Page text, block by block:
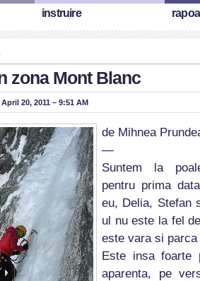
instruire
zona Mont Blanc
20, 2011 – 9:51 AM
de Mihnea
—
Suntem la
pentru prima
eu, Delia, Stefan
ul nu este la fel
este vara si
Este insa foarte
aparenta, pe